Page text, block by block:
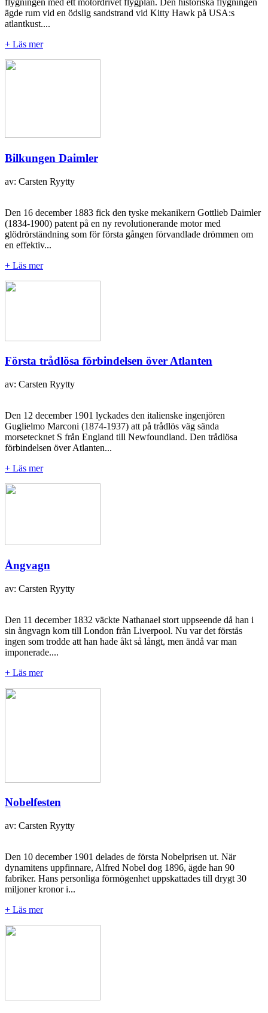
flygningen med ett motordrivet flygplan. Den historiska flygningen
ägde rum vid en ödslig sandstrand vid Kitty Hawk på USA:s
atlantkust....
+ Läs mer
Bilkungen Daimler
av: Carsten Ryytty
Den 16 december 1883 fick den tyske mekanikern Gottlieb Daimler
(1834-1900) patent på en ny revolutionerande motor med
glödrörständning som för första gången förvandlade drömmen om
en effektiv...
+ Läs mer
Första trådlösa förbindelsen över Atlanten
av: Carsten Ryytty
Den 12 december 1901 lyckades den italienske ingenjören
Guglielmo Marconi (1874-1937) att på trådlös väg sända
morsetecknet S från England till Newfoundland. Den trådlösa
förbindelsen över Atlanten...
+ Läs mer
Ångvagn
av: Carsten Ryytty
Den 11 december 1832 väckte Nathanael stort uppseende då han i
sin ångvagn kom till London från Liverpool. Nu var det förstås
ingen som trodde att han hade åkt så långt, men ändå var man
imponerade....
+ Läs mer
Nobelfesten
av: Carsten Ryytty
Den 10 december 1901 delades de första Nobelprisen ut. När
dynamitens uppfinnare, Alfred Nobel dog 1896, ägde han 90
fabriker. Hans personliga förmögenhet uppskattades till drygt 30
miljoner kronor i...
+ Läs mer